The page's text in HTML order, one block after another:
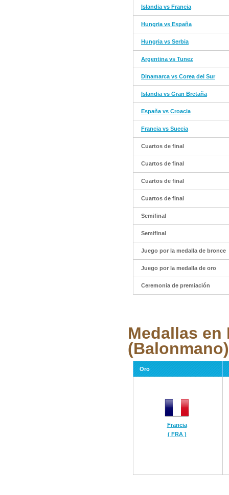
Islandia vs Francia
Hungria vs España
Hungria vs Serbia
Argentina vs Tunez
Dinamarca vs Corea del Sur
Islandia vs Gran Bretaña
España vs Croacia
Francia vs Suecia
Cuartos de final
Cuartos de final
Cuartos de final
Cuartos de final
Semifinal
Semifinal
Juego por la medalla de bronce
Juego por la medalla de oro
Ceremonia de premiación
Medallas
Oro
Francia
( FRA )